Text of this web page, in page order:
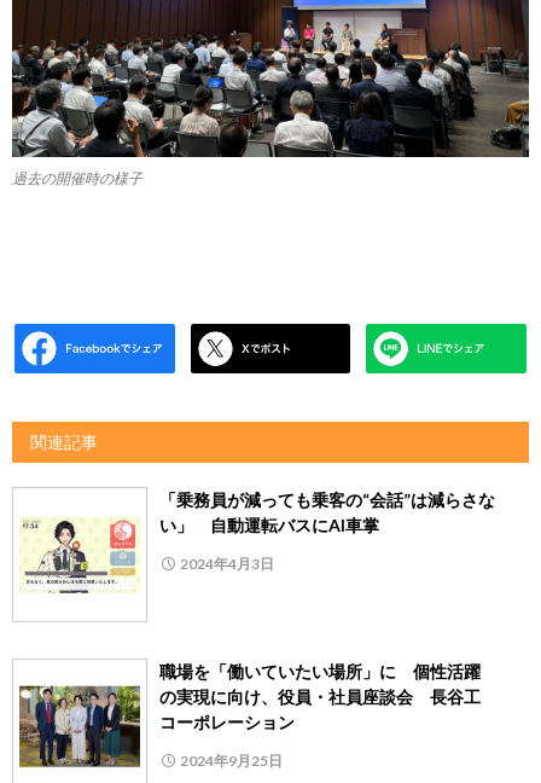
過去の開催時の様子
関連記事
「乗務員が減っても乗客の“会話”は減らさな
い」 自動運転バスにAI車掌
2024年4月3日
職場を「働いていたい場所」に 個性活躍
の実現に向け、役員・社員座談会 長谷工
コーポレーション
2024年9月25日